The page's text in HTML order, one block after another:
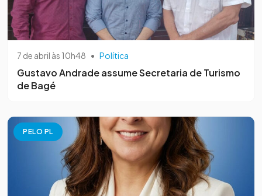
7 de abril às 10h48 • Política
Gustavo Andrade assume Secretaria de Turismo
de Bagé
PELO PL